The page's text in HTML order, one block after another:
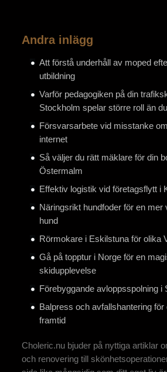
Andra inlägg
Att förstå underhåll av moped
utbildning
Varför pedagogiken på din
Stockholm spelar större roll än
Försvarsarbete vid misstanke
internet
Så väljer du rätt mäklare för din
Östermalm
Effektiv logistik vid företagsflytt i
Näringsrikt hundfoder för en mer
hund
Rörmokare i Eskilstuna för olika
Gå på topptur i Norge för en
skidupplevelse
Förebyggande avloppsspolning i
Balpress och avfallshantering för
framtid
Choleric.nu bjuder på nyttiga artiklar
och renovering till